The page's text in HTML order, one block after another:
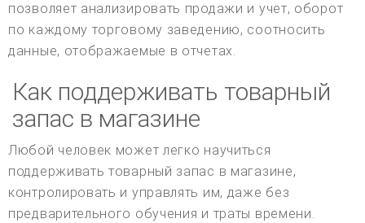
позволяет анализировать продажи и учет, оборот
по каждому торговому заведению, соотносить
данные, отображаемые в отчетах.
Как поддерживать товарный
запас в магазине
Любой человек может легко научиться
поддерживать товарный запас в магазине,
контролировать и управлять им, даже без
предварительного обучения и траты времени.